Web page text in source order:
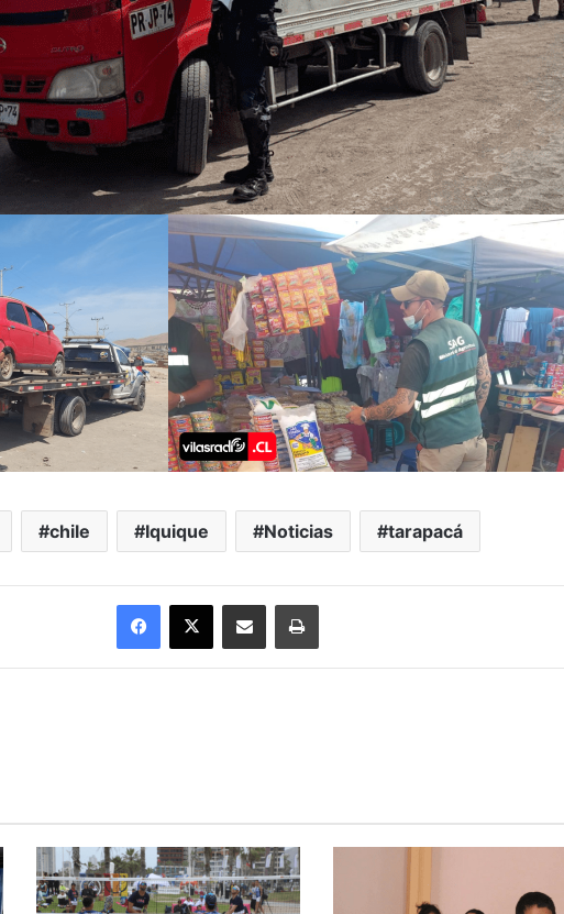
chile Iquique Noticias tarapacá
Facebook
X Enviar vía email Imprimir